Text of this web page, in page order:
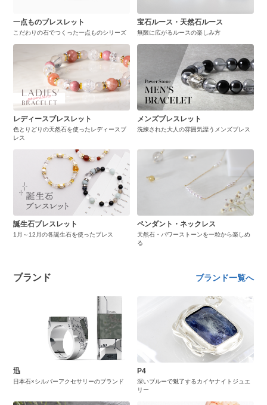
一点ものブレスレット
こだわりの石でつくった一点ものシリーズ
宝石ルース・天然石ルース
無限に広がるルースの楽しみ方
レディースブレスレット
色とりどりの天然石を使ったレディースブ
レス
メンズブレスレット
洗練された大人の雰囲気漂うメンズブレス
誕生石ブレスレット
1月～12月の各誕生石を使ったブレス
ペンダント・ネックレス
天然石・パワーストーンを一粒から楽しめ
る
ブランド ブランド一覧へ
迅
日本石×シルバーアクセサリーのブランド
P4
深いブルーで魅了するカイヤナイトジュエ
リー